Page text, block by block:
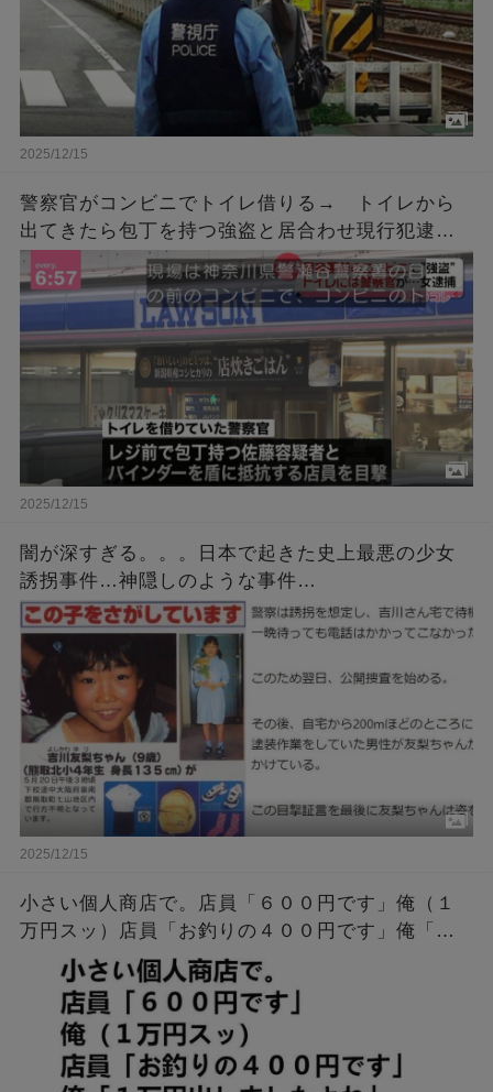
2025/12/15
警察官がコンビニでトイレ借りる→ トイレから
出てきたら包丁を持つ強盗と居合わせ現行犯逮捕
「こんなん笑うわ」「間が悪すぎる」
2025/12/15
闇が深すぎる。。。日本で起きた史上最悪の少女
誘拐事件…神隠しのような事件…
2025/12/15
小さい個人商店で。店員「６００円です」俺（１
万円スッ）店員「お釣りの４００円です」俺「１
万円出しましたよね」店員「いいえ千円札でし
た」俺「警察呼びます」すると・・・